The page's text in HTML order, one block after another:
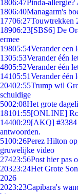
1806:47Pinda-allergie?
1806:40Managarm's
17706:27Touwtrekken
18906:23[SBS6] De
ermee
19805:54Verander een
1305:53Verander één
4805:52Verander één
14105:51Verander één
20402:55Trump wil
schuldige
5002:08Het grote
18101:55[ONLINE]
14400:29[AKQ] #3384
antwoorden.
5100:26Perez Hilton
gruwelijke video
27423:56Post hier pas
20323:24Het Grote
2026
2023:23Capibara's